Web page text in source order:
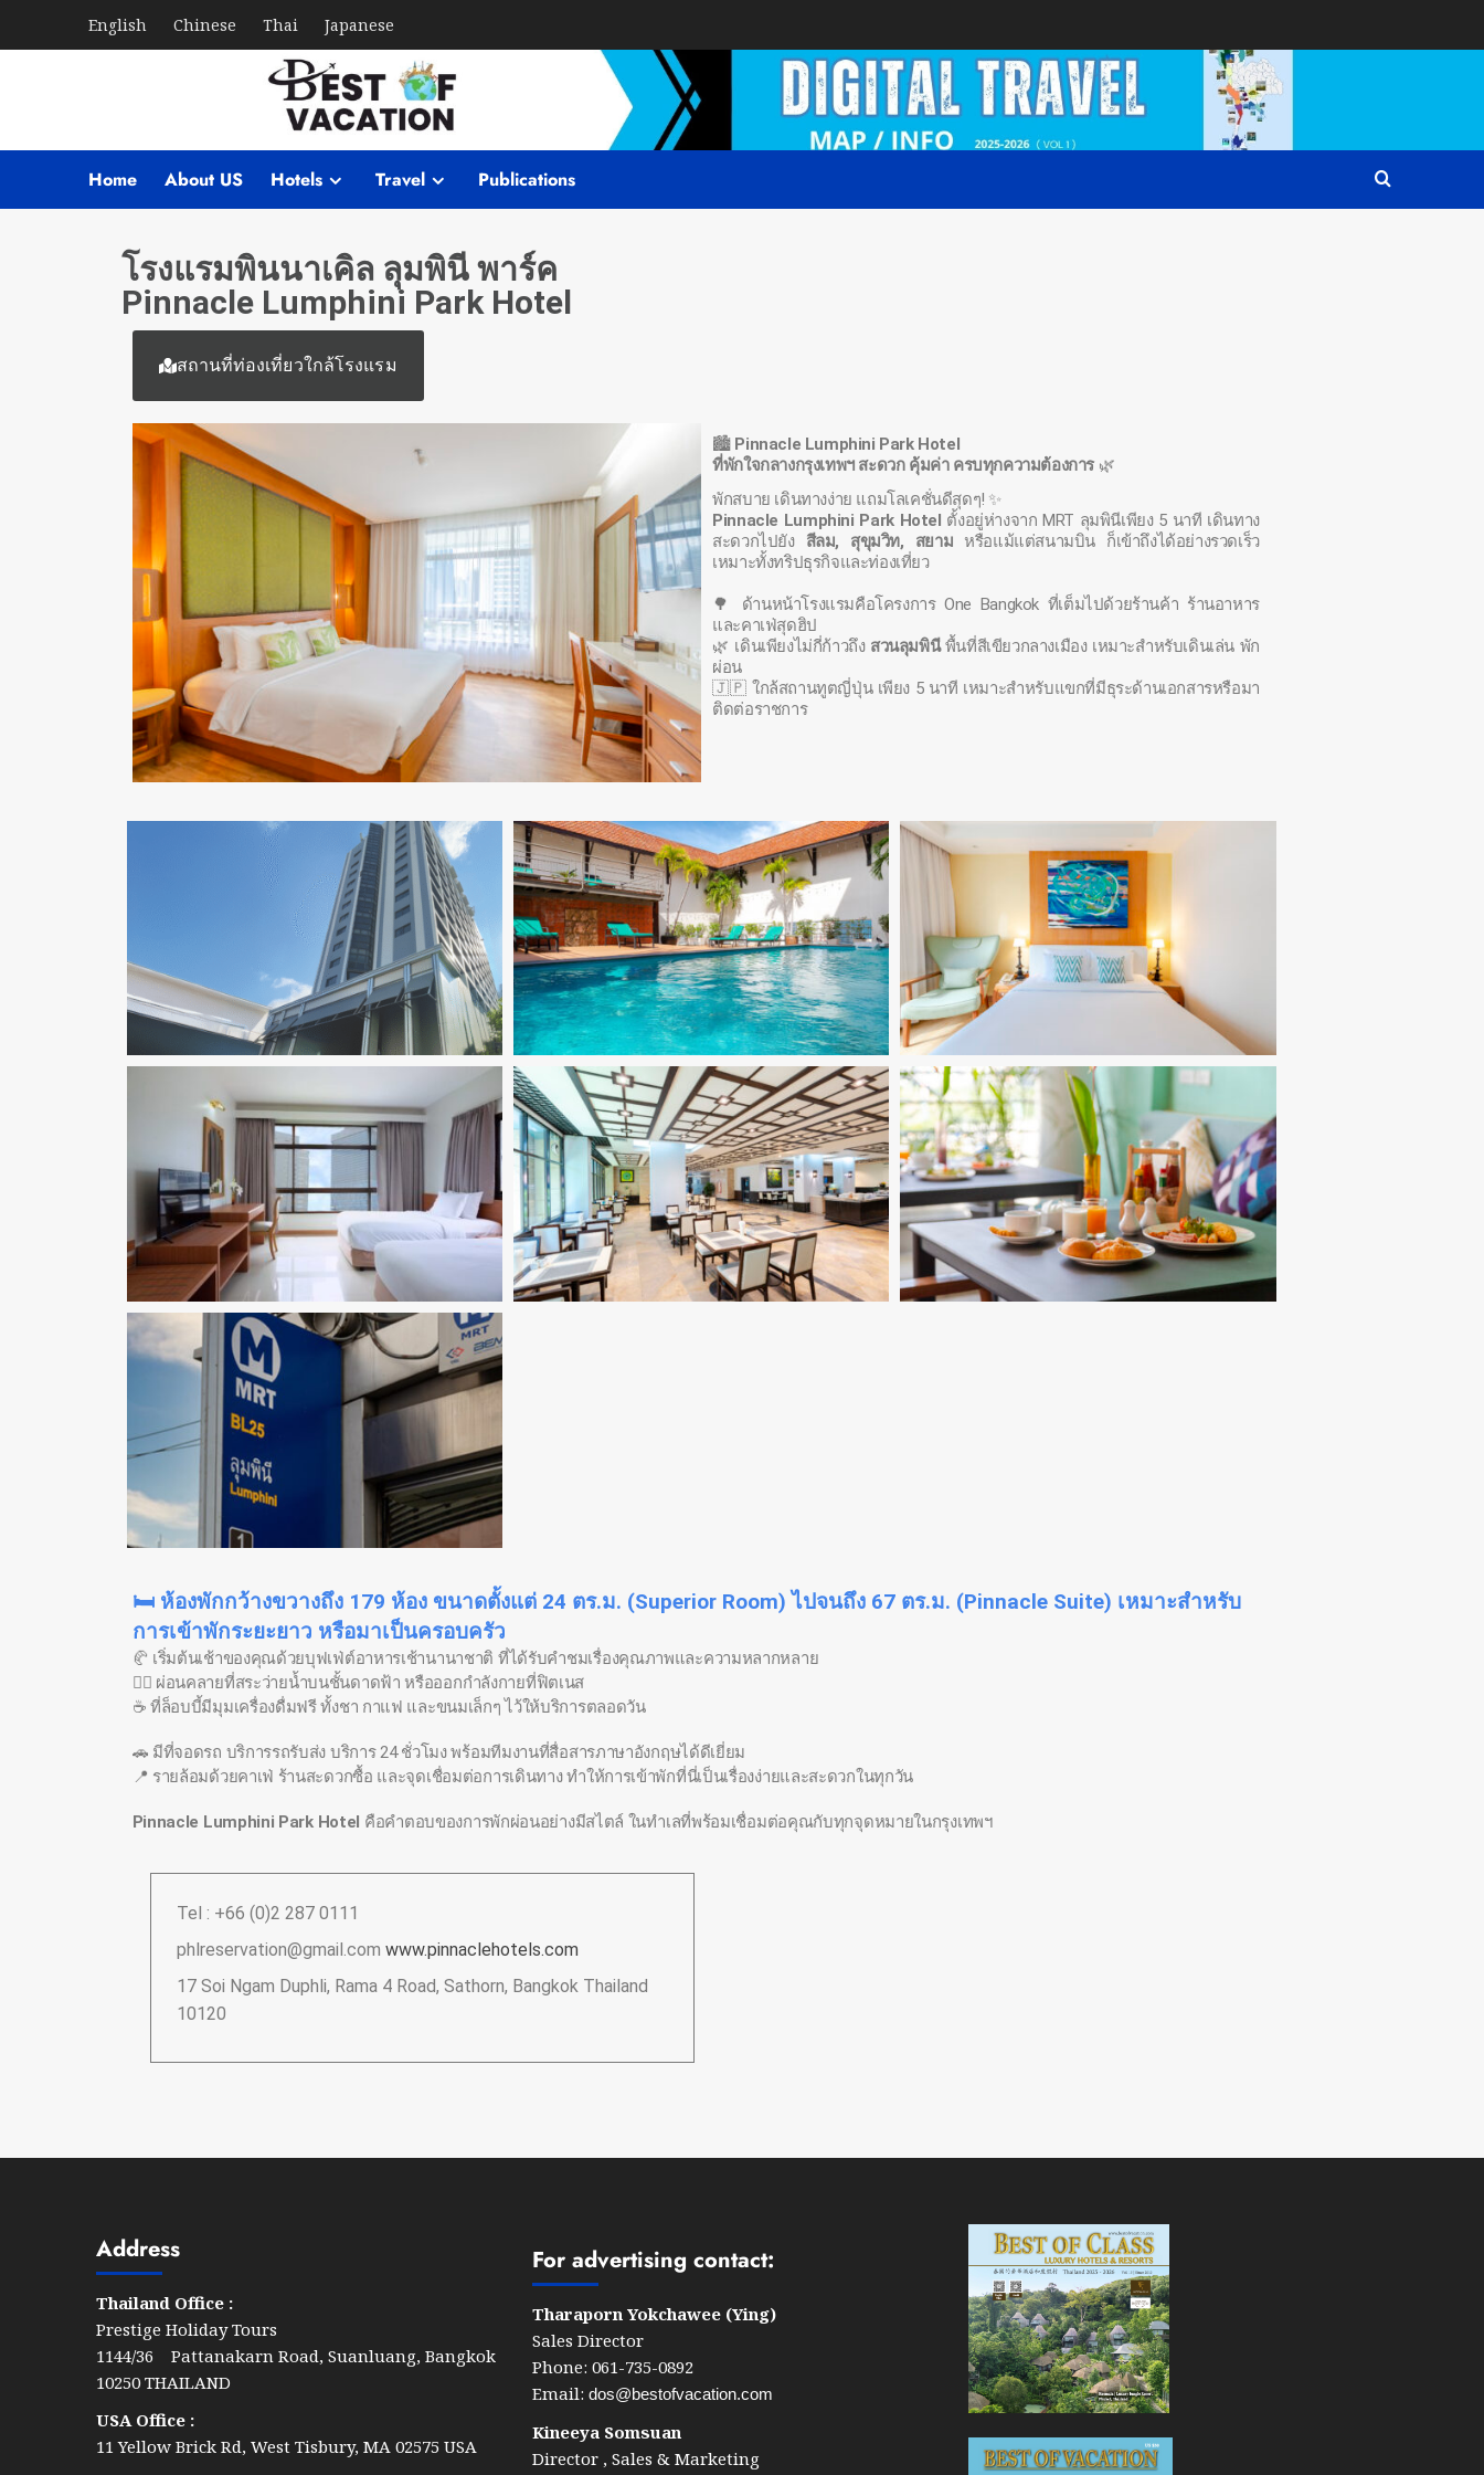
English Chinese Thai Japanese
Home About US Hotels Travel Publications
โรงแรมพินนาเคิล ลุมพินี พาร์ค
Pinnacle Lumphini Park Hotel
สถานที่ท่องเที่ยวใกล้โรงแรม
🏙️ Pinnacle Lumphini Park Hotel
ที่พักใจกลางกรุงเทพฯ สะดวก คุ้มค่า ครบทุกความต้องการ🌿
พักสบาย เดินทางง่าย แถมโลเคชั่นดีสุดๆ! ✨
Pinnacle Lumphini Park Hotel ตั้งอยู่ห่างจาก MRT ลุมพินีเพียง 5 นาที เดินทาง
สะดวกไปยัง สีลม, สุขุมวิท, สยาม หรือแม้แต่สนามบิน ก็เข้าถึงได้อย่างรวดเร็ว
เหมาะทั้งทริปธุรกิจและท่องเที่ยว
🌳 ด้านหน้าโรงแรมคือโครงการ One Bangkok ที่เต็มไปด้วยร้านค้า ร้านอาหาร
และคาเฟ่สุดฮิป
🌿 เดินเพียงไม่กี่ก้าวถึง สวนลุมพินีพื้นที่สีเขียวกลางเมือง เหมาะสำหรับเดินเล่น พัก
ผ่อน
🇯🇵 ใกล้สถานทูตญี่ปุ่น เพียง 5 นาที เหมาะสำหรับแขกที่มีธุระด้านเอกสารหรือมา
ติดต่อราชการ
🛏️ ห้องพักกว้างขวางถึง 179 ห้อง ขนาดตั้งแต่ 24 ตร.ม. (Superior Room) ไปจนถึง 67 ตร.ม. (Pinnacle Suite) เหมาะสำหรับ
การเข้าพักระยะยาว หรือมาเป็นครอบครัว
🥐 เริ่มต้นเช้าของคุณด้วยบุฟเฟ่ต์อาหารเช้านานาชาติ ที่ได้รับคำชมเรื่องคุณภาพและความหลากหลาย
🏊‍♀️ ผ่อนคลายที่สระว่ายน้ำบนชั้นดาดฟ้า หรือออกกำลังกายที่ฟิตเนส
☕ ที่ล็อบบี้มีมุมเครื่องดื่มฟรี ทั้งชา กาแฟ และขนมเล็กๆ ไว้ให้บริการตลอดวัน
🚗 มีที่จอดรถ บริการรถรับส่ง บริการ 24 ชั่วโมง พร้อมทีมงานที่สื่อสารภาษาอังกฤษได้ดีเยี่ยม
📍 รายล้อมด้วยคาเฟ่ ร้านสะดวกซื้อ และจุดเชื่อมต่อการเดินทาง ทำให้การเข้าพักที่นี่เป็นเรื่องง่ายและสะดวกในทุกวัน
Pinnacle Lumphini Park Hotel คือคำตอบของการพักผ่อนอย่างมีสไตล์ ในทำเลที่พร้อมเชื่อมต่อคุณกับทุกจุดหมายในกรุงเทพฯ
Tel : +66 (0)2 287 0111
phlreservation@gmail.com www.pinnaclehotels.com
17 Soi Ngam Duphli, Rama 4 Road, Sathorn, Bangkok Thailand
10120
Address
Thailand Office :
Prestige Holiday Tours
1144/36 Pattanakarn Road, Suanluang, Bangkok
10250 THAILAND
USA Office :
11 Yellow Brick Rd, West Tisbury, MA 02575 USA
For advertising contact:
Tharaporn Yokchawee (Ying)
Sales Director
Phone: 061-735-0892
Email: dos@bestofvacation.com
Kineeya Somsuan
Director , Sales & Marketing